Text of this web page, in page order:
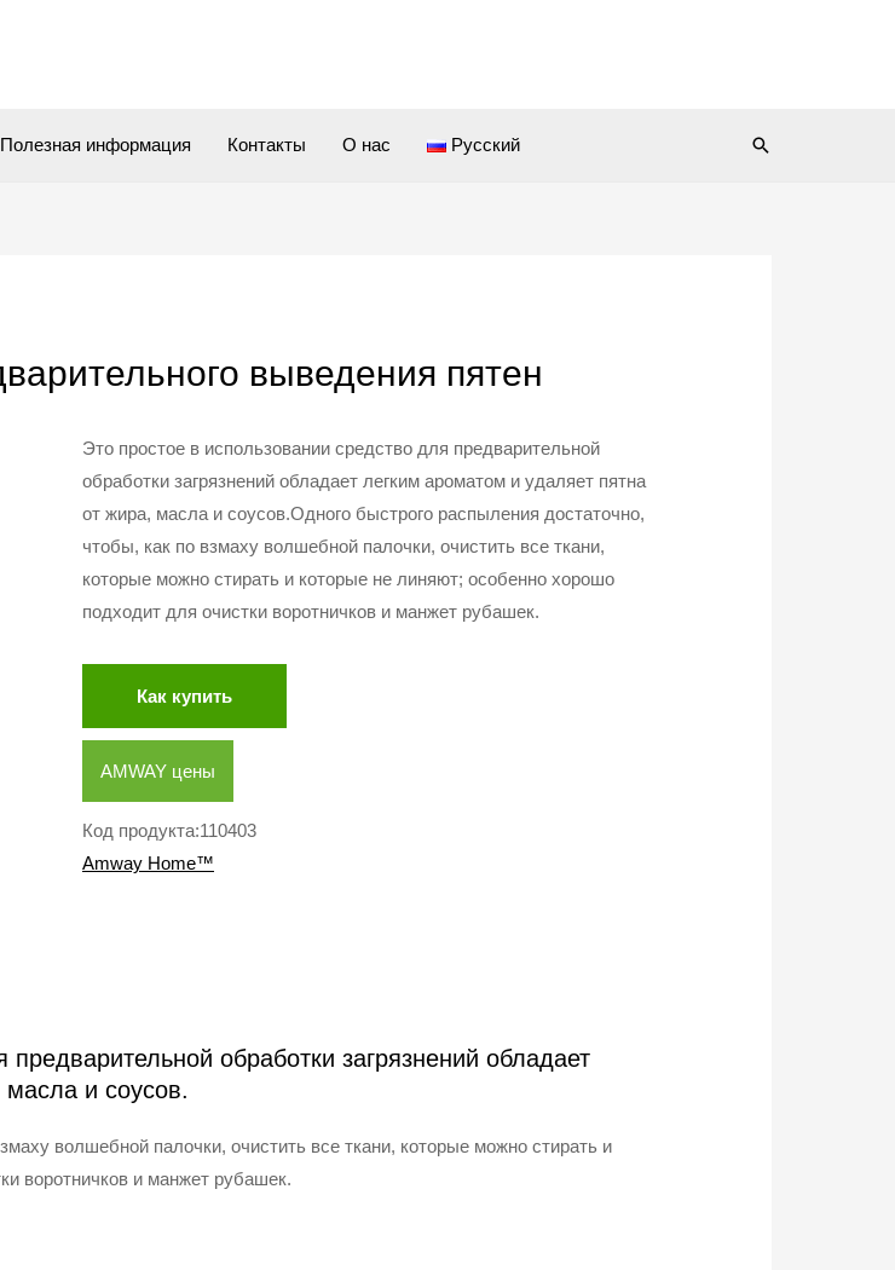
Полезная информация Контакты О нас Русский Поиск
выведения пятен
Это простое в использовании средство для предварительной
обработки загрязнений обладает легким ароматом и удаляет пятна
от жира, масла и соусов.Одного быстрого распыления достаточно,
чтобы, как по взмаху волшебной палочки, очистить все ткани,
которые можно стирать и которые не линяют; особенно хорошо
подходит для очистки воротничков и манжет рубашек.
Как купить
AMWAY цены
Код продукта:110403
Amway Home™
обработки загрязнений обладает
и соусов.
волшебной палочки, очистить все ткани, которые можно стирать и
воротничков и манжет рубашек.